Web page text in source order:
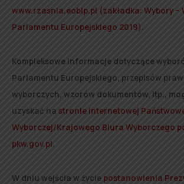
www.rzasnia.eobip.pl (zakładka: Wybory –
Parlamentu Europejskiego 2019).
Kompleksowe informacje dotyczące
Parlamentu Europejskiego, przepisów
wyborczych, wzorów dokumentów, itp.,
uzyskać na stronie internetowej
Wyborczej/Krajowego Biura Wyborczego
pkw.gov.pl.
W dniu wejścia w życie postanowienia